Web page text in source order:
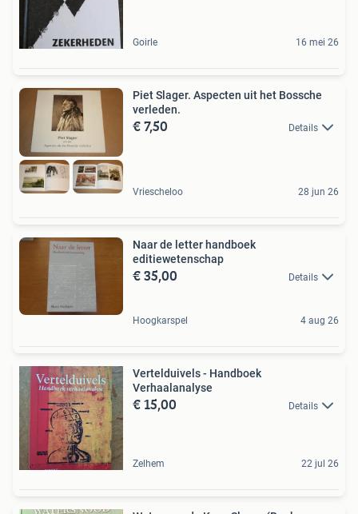
Goirle 16 mei 26
Piet Slager. Aspecten uit het Bossche
verleden.
€ 7,50 Details
Vriescheloo 28 jun 26
Naar de letter handboek
editiewetenschap
€ 35,00 Details
Hoogkarspel 4 aug 26
Vertelduivels - Handboek
Verhaalanalyse
€ 15,00 Details
Zelhem 22 jul 26